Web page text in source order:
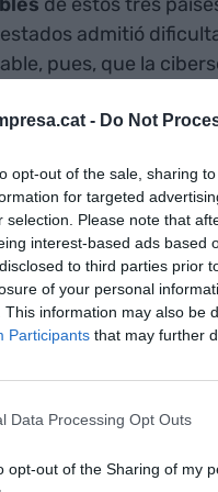
- Do Not
opt-out of the sale, sharing
for targeted
selection. Please note that
interest-based ads based
to third parties prior
of your personal
This information may also be
Participants that may further
Data Processing Opt Outs
opt-out of the Sharing of my
de estos tres
admitió
pues, que la
el 'renting' es la
tecnología y
de los casos más
inusual. La
los estafadores